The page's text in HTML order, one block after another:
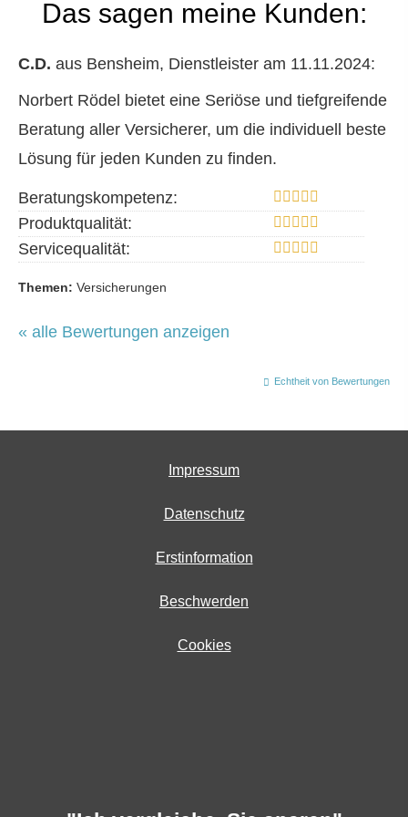
Das sagen meine Kunden:
C.D. aus Bensheim, Dienstleister am 11.11.2024:
Norbert Rödel bietet eine Seriöse und tiefgreifende
Beratung aller Versicherer, um die individuell beste
Lösung für jeden Kunden zu finden.
Beratungskompetenz:
Produktqualität:
Servicequalität:
Themen: Versicherungen
« alle Bewertungen anzeigen
Echtheit von Bewertungen
Impressum
Datenschutz
Erstinformation
Beschwerden
Cookies